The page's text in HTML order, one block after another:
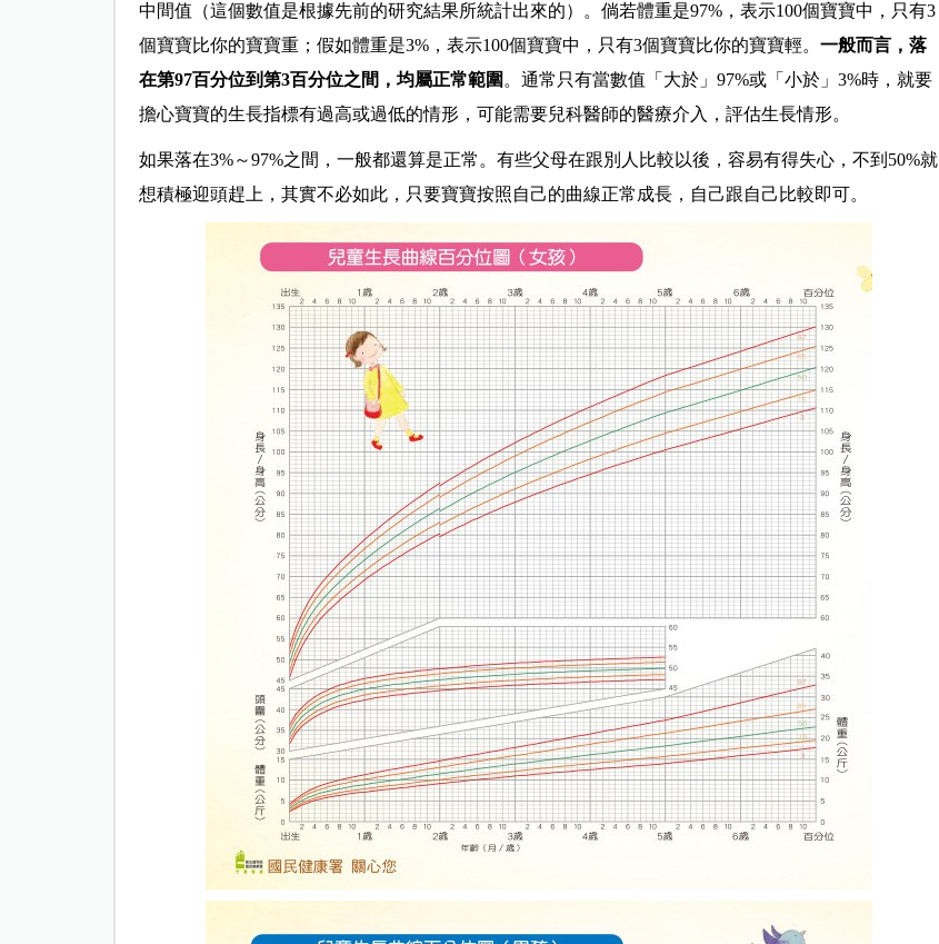
中間值（這個數值是根據先前的研究結果所統計出來的）。倘若體重是97%，表示100個寶寶中，只有3
個寶寶比你的寶寶重；假如體重是3%，表示100個寶寶中，只有3個寶寶比你的寶寶輕。 一般而言，落
在第97百分位到第3百分位之間，均屬正常範圍 。通常只有當數值「大於」97%或「小於」3%時，就要
擔心寶寶的生長指標有過高或過低的情形，可能需要兒科醫師的醫療介入，評估生長情形。
如果落在3%～97%之間，一般都還算是正常。有些父母在跟別人比較以後，容易有得失心，不到50%就
想積極迎頭趕上，其實不必如此，只要寶寶按照自己的曲線正常成長，自己跟自己比較即可。